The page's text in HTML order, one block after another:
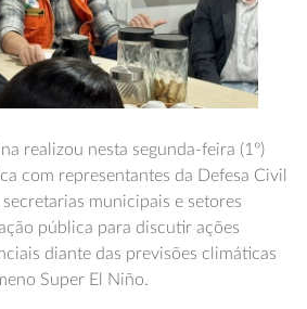
realizou nesta segunda-feira (1º)
com representantes da Defesa Civil
municipais e setores
pública para discutir ações
diante das previsões climáticas
Super El Niño.